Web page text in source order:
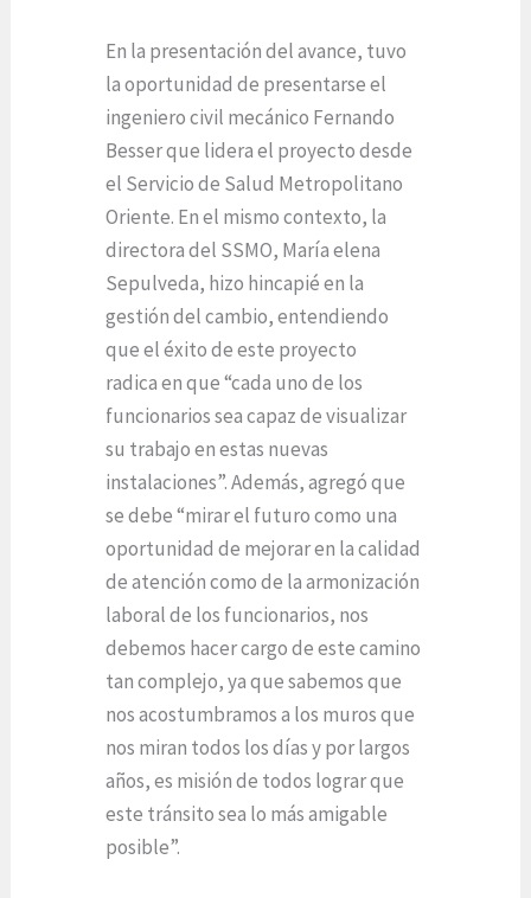
En la presentación del avance, tuvo
la oportunidad de presentarse el
ingeniero civil mecánico Fernando
Besser que lidera el proyecto desde
el Servicio de Salud Metropolitano
Oriente. En el mismo contexto, la
directora del SSMO, María elena
Sepulveda, hizo hincapié en la
gestión del cambio, entendiendo
que el éxito de este proyecto
radica en que “cada uno de los
funcionarios sea capaz de visualizar
su trabajo en estas nuevas
instalaciones”. Además, agregó que
se debe “mirar el futuro como una
oportunidad de mejorar en la calidad
de atención como de la armonización
laboral de los funcionarios, nos
debemos hacer cargo de este camino
tan complejo, ya que sabemos que
nos acostumbramos a los muros que
nos miran todos los días y por largos
años, es misión de todos lograr que
este tránsito sea lo más amigable
posible”.